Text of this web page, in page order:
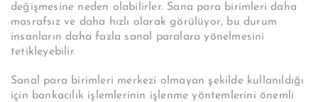
değişmesine neden olabilirler. Sana para birimleri daha
masrafsız ve daha hızlı olarak görülüyor, bu durum
insanların daha fazla sanal paralara yönelmesini
tetikleyebilir.
Sanal para birimleri merkezi olmayan şekilde kullanıldığı
için bankacılık işlemlerinin işlenme yöntemlerini önemli